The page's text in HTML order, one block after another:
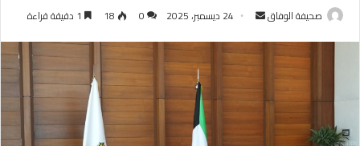
صحيفة الوفاق
أرسل
إلكترونيا
24 ديسمبر، 2025 0
18